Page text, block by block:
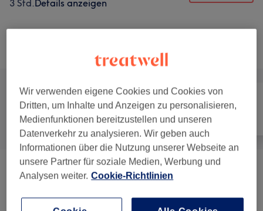
3 Std.Details anzeigen
Alle Friseur
Herren - Haarschnitte & Stylings (8)
Damen - Haarschnitte & Stylings (9)
Wir verwenden eigene Cookies und Cookies von
Dritten, um Inhalte und Anzeigen zu personalisieren,
Medienfunktionen bereitzustellen und unseren
Datenverkehr zu analysieren. Wir geben auch
Informationen über die Nutzung unserer Webseite an
unsere Partner für soziale Medien, Werbung und
Analysen weiter. Cookie-Richtlinien